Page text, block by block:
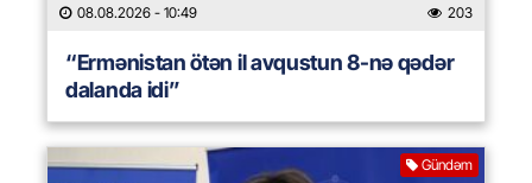
08.08.2026 - 10:49 203
“Ermənistan ötən il avqustun 8-nə qədər
dalanda idi”
Gündəm